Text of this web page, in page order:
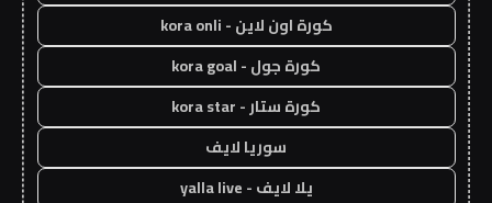
كورة اون لاين - kora onli
كورة جول - kora goal
كورة ستار - kora star
سوريا لايف
يلا لايف - yalla live